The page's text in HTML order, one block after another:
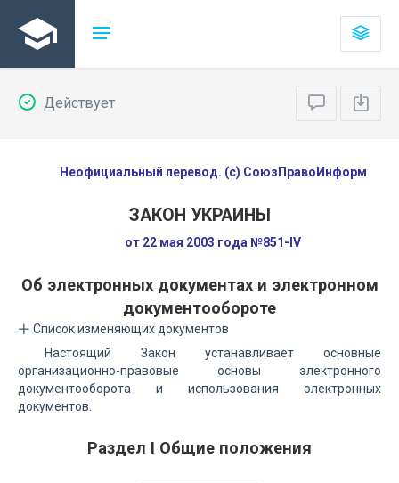
Действует
Неофициальный перевод. (с) СоюзПравоИнформ
ЗАКОН УКРАИНЫ
от 22 мая 2003 года №851-IV
Об электронных документах и электронном
документообороте
Список изменяющих документов
Настоящий Закон устанавливает основные
организационно-правовые основы электронного
документооборота и использования электронных
документов.
Раздел I Общие положения